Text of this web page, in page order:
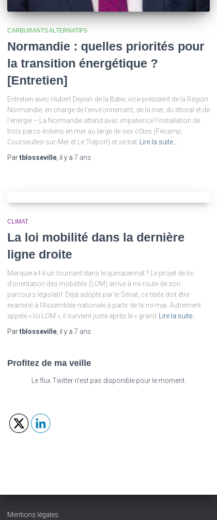
CARBURANTS ALTERNATIFS
Normandie : quelles priorités pour
la transition énergétique ?
[Entretien]
Entretien avec Hubert Dejean de la Batie, vice-président de la Région
Normandie, en charge de l’environnement, de la mer, du littoral et de
l’énergie – La Normandie attend avec impatience l’installation de
trois parcs éoliens en mer au large de ses côtes (Fécamp,
Courseulles-sur-Mer et Le Tréport) et se bat Lire la suite…
Partblosseville, il y a 7 ans
CLIMAT
La loi mobilité dans la dernière
ligne droite
Marquera-t-il un tournant dans le quinquennat ? Le projet de loi
d’orientation des mobilités (LOM) arrive à mi-route de son
parcours législatif. Déjà adopté par le Sénat, ce texte doit être
examiné à l’Assemblée nationale à partir de la mi-mai. Autrement
appelé « loi LOM », il survient juste après le « grand Lire la suite…
Partblosseville, il y a 7 ans
Profitez de ma veille
Le flux Twitter n’est pas disponible pour le moment.
Mentions légales